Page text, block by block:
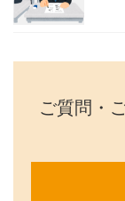
ご質問・